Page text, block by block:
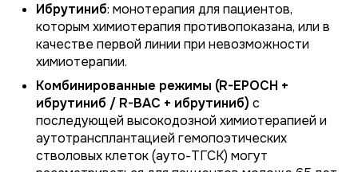
Ибрутиниб: монотерапия для пациентов,
которым химиотерапия противопоказана, или в
качестве первой линии при невозможности
химиотерапии.
Комбинированные режимы (R-EPOCH +
ибрутиниб / R-BAC + ибрутиниб) с
последующей высокодозной химиотерапией и
аутотрансплантацией гемопоэтических
стволовых клеток (ауто-ТГСК) могут